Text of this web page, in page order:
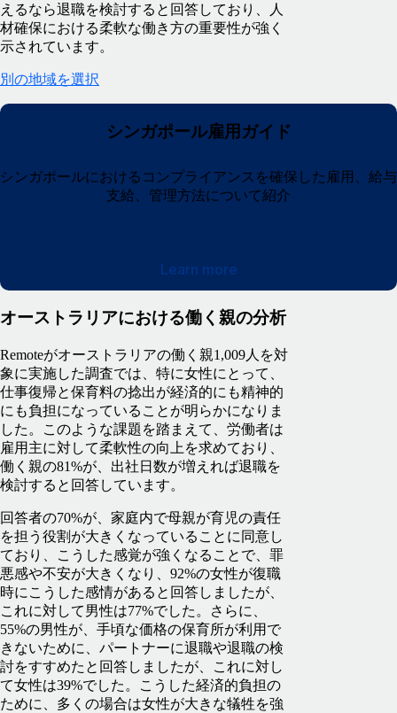
えるなら退職を検討すると回答しており、人
材確保における柔軟な働き方の重要性が強く
示されています。
別の地域を選択
シンガポール雇用ガイド
シンガポールにおけるコンプライアンスを確保した雇用、給与
支給、管理方法について紹介
Learn more
オーストラリアにおける働く親の分析
Remoteがオーストラリアの働く親1,009人を対
象に実施した調査では、特に女性にとって、
仕事復帰と保育料の捻出が経済的にも精神的
にも負担になっていることが明らかになりま
した。このような課題を踏まえて、労働者は
雇用主に対して柔軟性の向上を求めており、
働く親の81%が、出社日数が増えれば退職を
検討すると回答しています。
回答者の70%が、家庭内で母親が育児の責任
を担う役割が大きくなっていることに同意し
ており、こうした感覚が強くなることで、罪
悪感や不安が大きくなり、92%の女性が復職
時にこうした感情があると回答しましたが、
これに対して男性は77%でした。さらに、
55%の男性が、手頃な価格の保育所が利用で
きないために、パートナーに退職や退職の検
討をすすめたと回答しましたが、これに対し
て女性は39%でした。こうした経済的負担の
ために、多くの場合は女性が大きな犠牲を強